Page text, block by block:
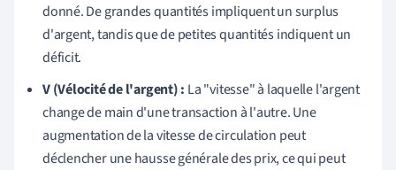
donné. De grandes quantités impliquent un surplus
d'argent, tandis que de petites quantités indiquent un
déficit.
V (Vélocité de l'argent) : La "vitesse" à laquelle l'argent
change de main d'une transaction à l'autre. Une
augmentation de la vitesse de circulation peut
déclencher une hausse générale des prix, ce qui peut